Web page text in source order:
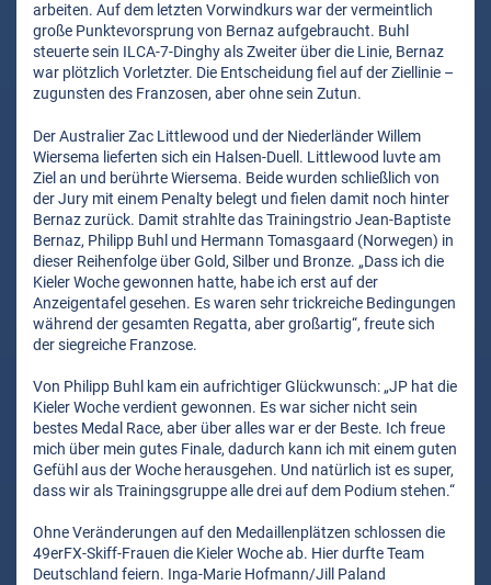
arbeiten. Auf dem letzten Vorwindkurs war der vermeintlich
große Punktevorsprung von Bernaz aufgebraucht. Buhl
steuerte sein ILCA-7-Dinghy als Zweiter über die Linie, Bernaz
war plötzlich Vorletzter. Die Entscheidung fiel auf der Ziellinie –
zugunsten des Franzosen, aber ohne sein Zutun.
Der Australier Zac Littlewood und der Niederländer Willem
Wiersema lieferten sich ein Halsen-Duell. Littlewood luvte am
Ziel an und berührte Wiersema. Beide wurden schließlich von
der Jury mit einem Penalty belegt und fielen damit noch hinter
Bernaz zurück. Damit strahlte das Trainingstrio Jean-Baptiste
Bernaz, Philipp Buhl und Hermann Tomasgaard (Norwegen) in
dieser Reihenfolge über Gold, Silber und Bronze. „Dass ich die
Kieler Woche gewonnen hatte, habe ich erst auf der
Anzeigentafel gesehen. Es waren sehr trickreiche Bedingungen
während der gesamten Regatta, aber großartig“, freute sich
der siegreiche Franzose.
Von Philipp Buhl kam ein aufrichtiger Glückwunsch: „JP hat die
Kieler Woche verdient gewonnen. Es war sicher nicht sein
bestes Medal Race, aber über alles war er der Beste. Ich freue
mich über mein gutes Finale, dadurch kann ich mit einem guten
Gefühl aus der Woche herausgehen. Und natürlich ist es super,
dass wir als Trainingsgruppe alle drei auf dem Podium stehen.“
Ohne Veränderungen auf den Medaillenplätzen schlossen die
49erFX-Skiff-Frauen die Kieler Woche ab. Hier durfte Team
Deutschland feiern. Inga-Marie Hofmann/Jill Paland